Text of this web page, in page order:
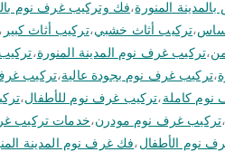
المنورة،فك وتركيب غرف نوم
،تركيب أثاث خشبي،تركيب أثاث كبير ،
،تركيب غرف نوم المدينة المنورة،
،تركيب غرف نوم بجودة عالية،تركيب
نوم كاملة ،تركيب غرف نوم للأطفال،
،تركيب غرف نوم مودرن،خدمات تركيب
نوم الأطفال ،فك غرف نوم المدينة